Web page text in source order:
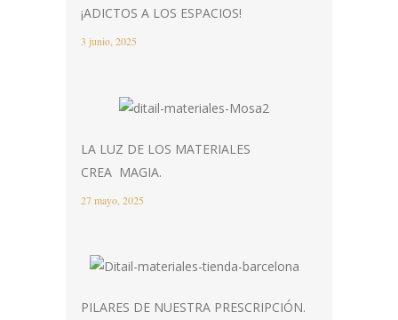
¡ADICTOS A LOS ESPACIOS!
3 junio, 2025
LA LUZ DE LOS MATERIALES
CREA MAGIA.
27 mayo, 2025
PILARES DE NUESTRA PRESCRIPCIÓN.